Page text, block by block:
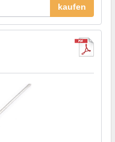
kaufen